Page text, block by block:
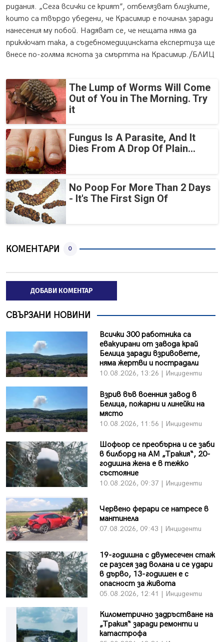
ридания. „Сега всички се крият”, отбелязват близките,
които са твърдо убедени, че Красимир е починал заради
нанесения му побой. Надяват се, че нещата няма да
приключат така, а съдебномедицинската експертиза ще
внесе по-голяма яснота за смъртта на Красимир./БЛИЦ
The Lump of Worms Will Come
Out of You in The Morning. Try
it
Fungus Is A Parasite, And It
Dies From A Drop Of Plain...
No Poop For More Than 2 Days
- It's The First Sign Of
КОМЕНТАРИ 0
ДОБАВИ КОМЕНТАР
СВЪРЗАНИ НОВИНИ
Всички 300 работника са
евакуирани от завода край
Белица заради взривовете,
няма жертви и пострадали
10.08.2026, 13:26 | Инциденти
Взрив във военния завод в
Белица, пожарни и линейки на
място
10.08.2026, 11:56 | Инциденти
Шофьор се преобърна и се заби
в билборд на АМ „Тракия“, 20-
годишна жена е в тежко
състояние
10.08.2026, 09:37 | Инциденти
Червено ферари се натресе в
мантинела
07.08.2026, 09:43 | Инциденти
19-годишна с двумесечен стаж
се разсея зад волана и се удари
в дърво, 13-годишен е с
опасност за живота
05.08.2026, 12:41 | Инциденти
Километрично задръстване на
„Тракия“ заради ремонти и
катастрофа